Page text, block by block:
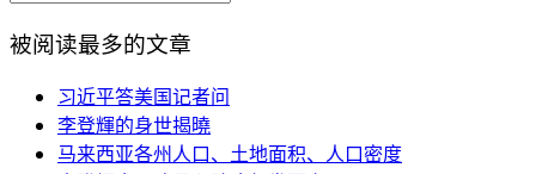
被阅读最多的文章
习近平答美国记者问
李登輝的身世揭曉
马来西亚各州人口、土地面积、人口密度